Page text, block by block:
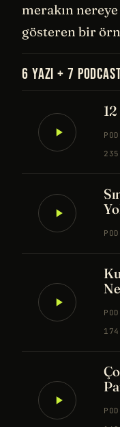
merakın
gösteren bir
6 YAZI + 7
235
174